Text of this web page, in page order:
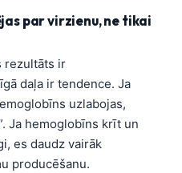
par virzienu, ne tikai
rezultāts ir
daļa ir tendence. Ja
uzlabojas,
Ja hemoglobīns krīt un
es daudz vairāk
producēšanu.